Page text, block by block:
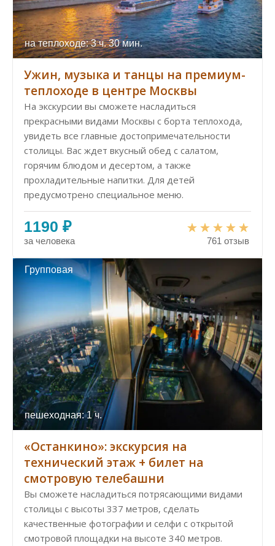
на теплоходе: 3 ч. 30 мин.
Ужин, музыка и танцы на премиум-
теплоходе в центре Москвы
На экскурсии вы сможете насладиться
прекрасными видами Москвы с борта теплохода,
увидеть все главные достопримечательности
столицы. Вас ждет вкусный обед с салатом,
горячим блюдом и десертом, а также
прохладительные напитки. Для детей
предусмотрено специальное меню.
1190 ₽
за человека 761 отзыв
Групповая
пешеходная: 1 ч.
«Останкино»: экскурсия на
технический этаж + билет на
смотровую телебашни
Вы сможете насладиться потрясающими видами
столицы с высоты 337 метров, сделать
качественные фотографии и селфи с открытой
смотровой площадки на высоте 340 метров.